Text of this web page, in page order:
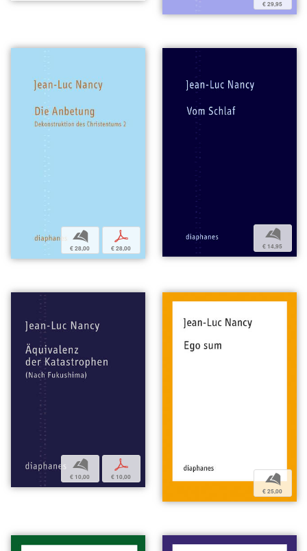
€ 29,95
b
€ 28,00
p
€ 28,00
b
€ 14,95
b
€ 10,00
p
€ 10,00 b
€ 25,00